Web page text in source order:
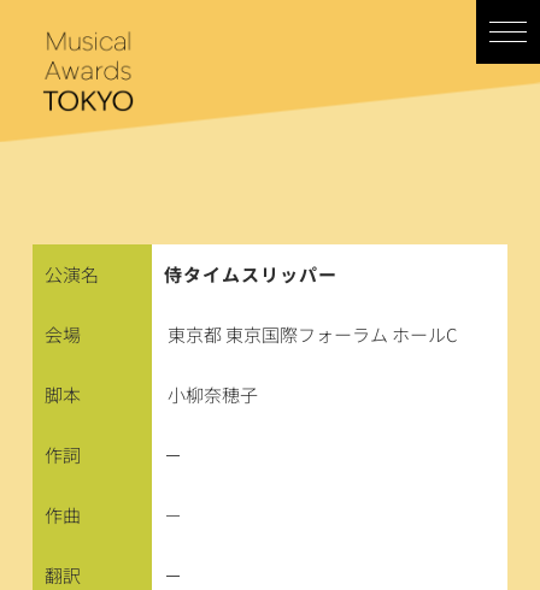
へ
公演名 侍タイムスリッパー
会場 東京都 東京国際フォーラム ホールC
脚本 小柳奈穂子
作詞 －
作曲 －
翻訳 －